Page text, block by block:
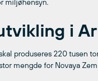
miljøhensyn.
i
produseres 220 tusen
mengde for Novaya